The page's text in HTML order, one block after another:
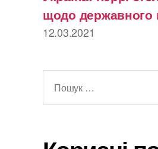
щодо державного
12.03.2021